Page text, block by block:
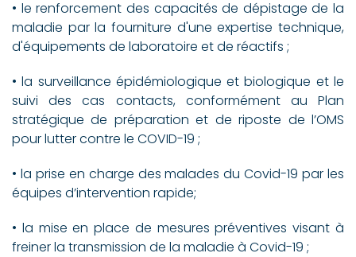
• le renforcement des capacités de dépistage de la
maladie par la fourniture d'une expertise technique,
d'équipements de laboratoire et de réactifs ;
• la surveillance épidémiologique et biologique et le
suivi des cas contacts, conformément au Plan
stratégique de préparation et de riposte de l’OMS
pour lutter contre le COVID-19 ;
• la prise en charge des malades du Covid-19 par les
équipes d’intervention rapide;
• la mise en place de mesures préventives visant à
freiner la transmission de la maladie à Covid-19 ;